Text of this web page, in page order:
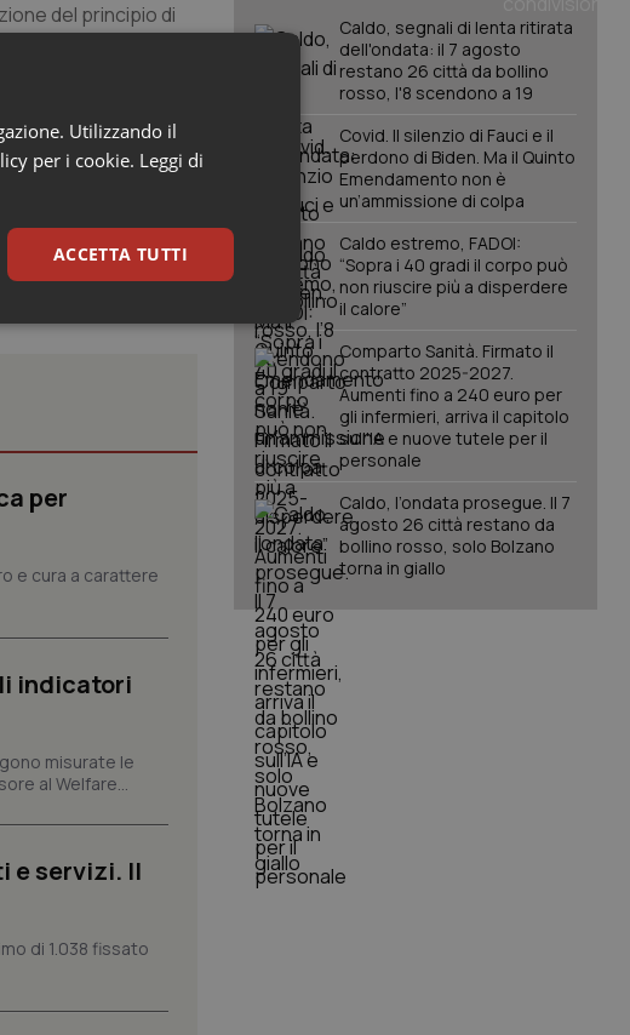
del principio di
per
e cura a carattere
indicatori
misurate le
al Welfare...
e servizi. Il
di 1.038 fissato
Caldo, segnali di lenta ritirata
dell'ondata: il 7 agosto
restano 26 città da bollino
rosso, l'8 scendono a 19
Covid. Il silenzio di Fauci e il
perdono di Biden. Ma il Quinto
Emendamento non è
un’ammissione di colpa
Caldo estremo, FADOI:
“Sopra i 40 gradi il corpo può
non riuscire più a disperdere
il calore”
Comparto Sanità. Firmato il
contratto 2025-2027.
Aumenti fino a 240 euro per
gli infermieri, arriva il capitolo
sull'IA e nuove tutele per il
personale
Caldo, l’ondata prosegue. Il 7
agosto 26 città restano da
bollino rosso, solo Bolzano
torna in giallo
Utilizzando il
per i cookie. Leggi di
ACCETTA TUTTI
Marketing
la navigazione sulle pagine
utilizzato per memorizzare le
a varie politiche e
utilizzato dal servizio Cookie-
le preferenze di consenso
È necessario che il banner
tracking anonimo.
generico al visitatore.
che è un aggiornamento